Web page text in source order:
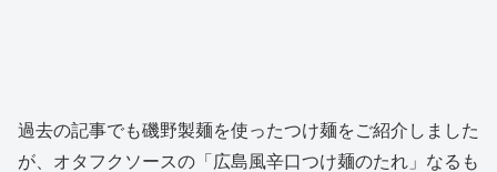
過去の記事でも磯野製麺を使ったつけ麺をご紹介しました
が、オタフクソースの「広島風辛口つけ麺のたれ」なるも